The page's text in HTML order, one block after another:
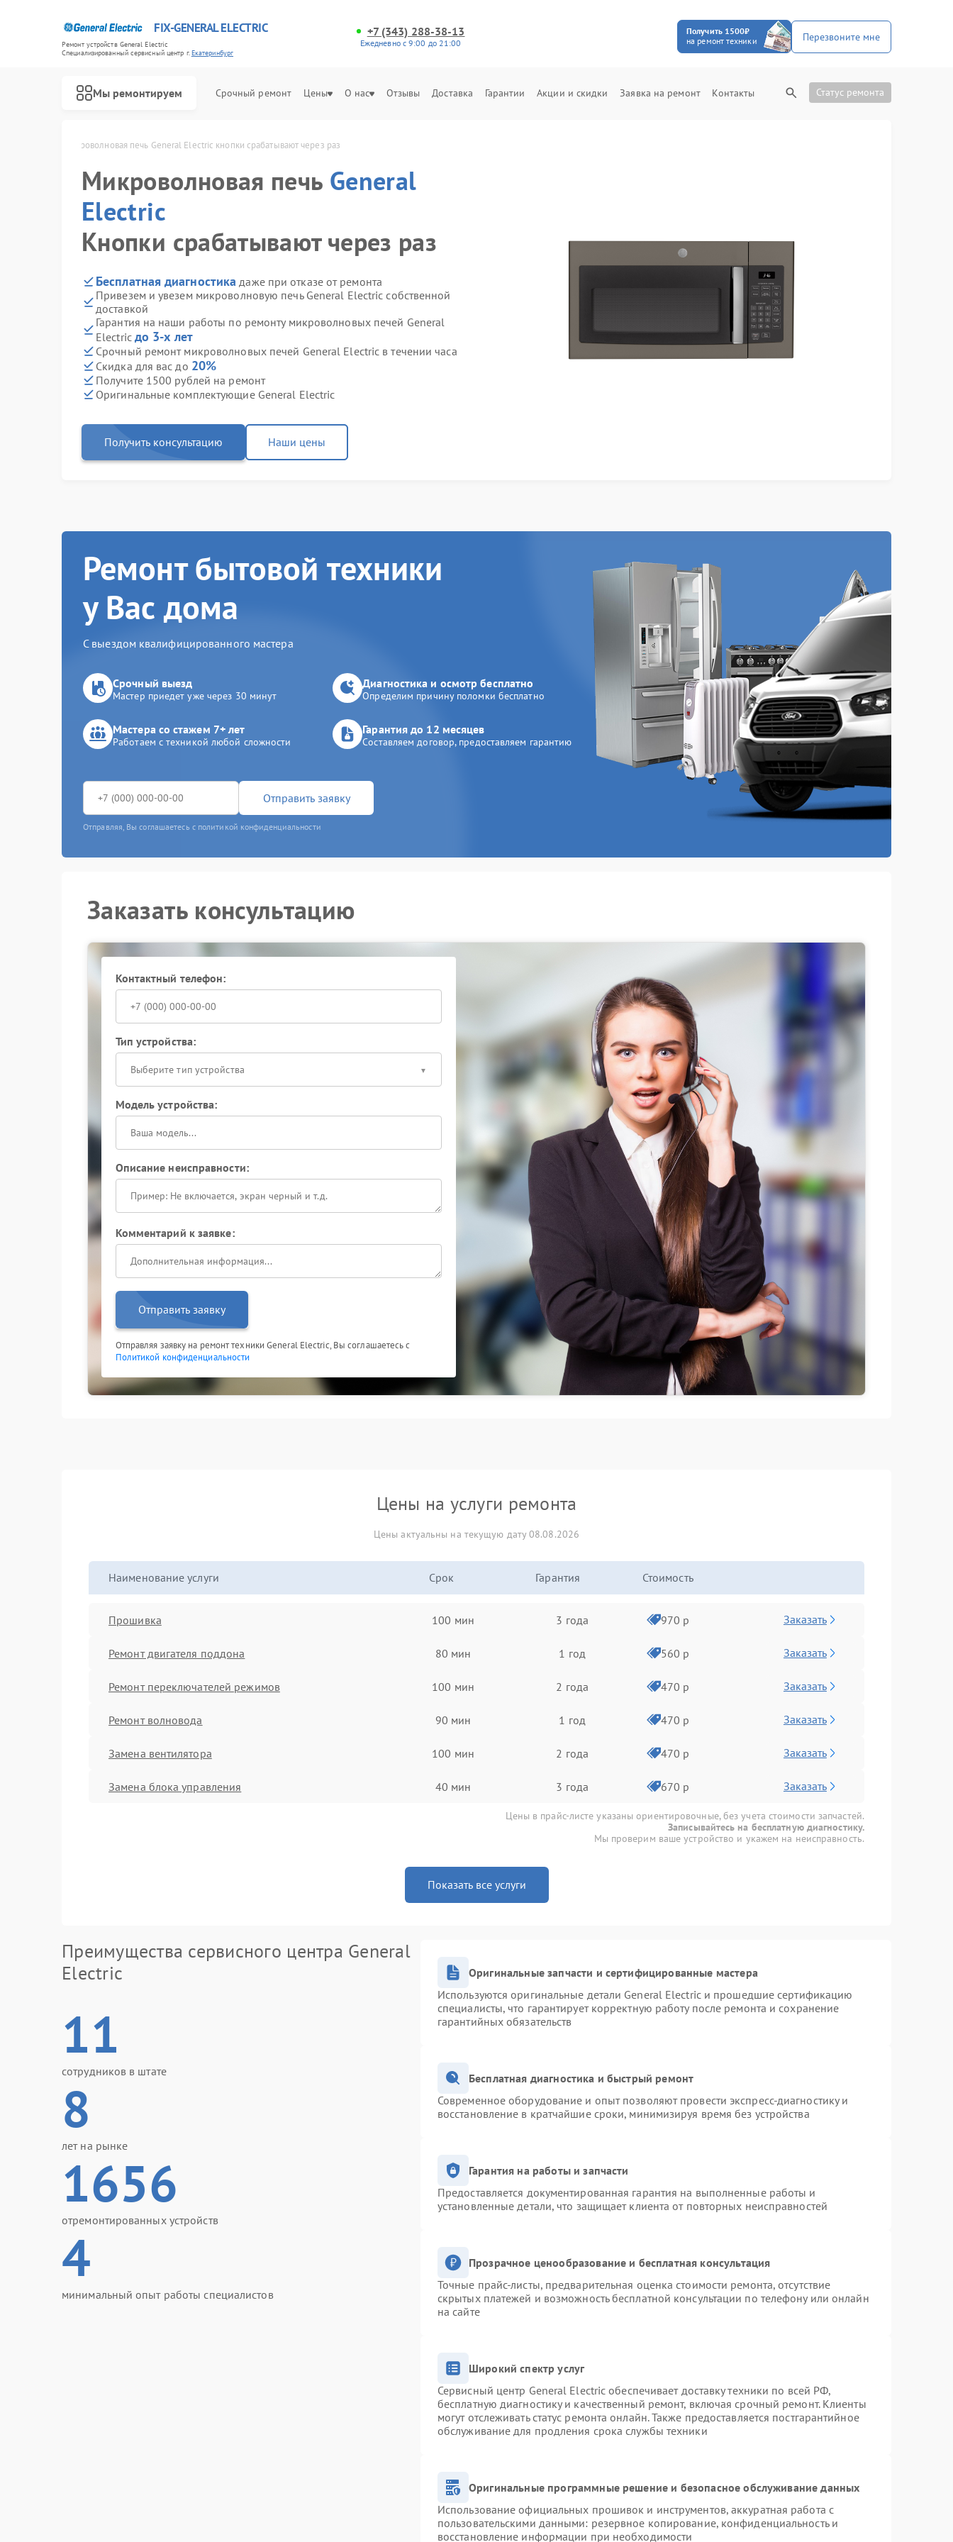
FIX-GENERAL ELECTRIC
Ремонт устройств General Electric
Специализированный cервисный центр г.Екатеринбург
+7 (343) 288-38-13
Ежедневно с 9:00 до 21:00
Получить 1500₽
на ремонт техники
Перезвоните мне
Мы ремонтируем Срочный ремонт Цены О нас Отзывы Доставка Гарантии Акции и скидки Заявка на ремонт Контакты Статус ремонта
Микроволновая печь General Electric кнопки срабатывают через раз
Микроволновая печь General
Electric
Кнопки срабатывают через раз
Бесплатная диагностика даже при отказе от ремонта
Привезем и увезем микроволновую печь General Electric собственной
доставкой
Гарантия на наши работы по ремонту микроволновых печей General
Electric до 3-х лет
Срочный ремонт микроволновых печей General Electric в течении часа
Скидка для вас до 20%
Получите 1500 рублей на ремонт
Оригинальные комплектующие General Electric
Получить консультацию Наши цены
Ремонт бытовой техники
у Вас дома
С выездом квалифицированного мастера
Срочный выезд
Мастер приедет уже через 30 минут
Диагностика и осмотр бесплатно
Определим причину поломки бесплатно
Мастера со стажем 7+ лет
Работаем с техникой любой сложности
Гарантия до 12 месяцев
Составляем договор, предоставляем гарантию
Отправить заявку
Отправляя, Вы соглашаетесь с политикой конфиденциальности
Заказать консультацию
Контактный телефон:
Тип устройства:
Выберите тип устройства
Модель устройства:
Описание неисправности:
Комментарий к заявке:
Отправить заявку
Отправляя заявку на ремонт техники General Electric, Вы соглашаетесь с
Политикой конфиденциальности
Цены на услуги ремонта
Цены актуальны на текущую дату 08.08.2026
Наименование услуги Срок Гарантия Стоимость
Прошивка 100 мин 3 года 970 р Заказать
Ремонт двигателя поддона 80 мин 1 год 560 р Заказать
Ремонт переключателей режимов 100 мин 2 года 470 р Заказать
Ремонт волновода 90 мин 1 год 470 р Заказать
Замена вентилятора 100 мин 2 года 470 р Заказать
Замена блока управления 40 мин 3 года 670 р Заказать
Цены в прайс-листе указаны ориентировочные, без учета стоимости запчастей.
Записывайтесь на бесплатную диагностику.
Мы проверим ваше устройство и укажем на неисправность.
Показать все услуги
Преимущества сервисного центра General
Electric
11
сотрудников в штате
8
лет на рынке
1656
отремонтированных устройств
4
минимальный опыт работы специалистов
Оригинальные запчасти и сертифицированные мастера
Используются оригинальные детали General Electric и прошедшие сертификацию
специалисты, что гарантирует корректную работу после ремонта и сохранение
гарантийных обязательств
Бесплатная диагностика и быстрый ремонт
Современное оборудование и опыт позволяют провести экспресс-диагностику и
восстановление в кратчайшие сроки, минимизируя время без устройства
Гарантия на работы и запчасти
Предоставляется документированная гарантия на выполненные работы и
установленные детали, что защищает клиента от повторных неисправностей
Прозрачное ценообразование и бесплатная консультация
Точные прайс-листы, предварительная оценка стоимости ремонта, отсутствие
скрытых платежей и возможность бесплатной консультации по телефону или онлайн
на сайте
Широкий спектр услуг
Сервисный центр General Electric обеспечивает доставку техники по всей РФ,
бесплатную диагностику и качественный ремонт, включая срочный ремонт. Клиенты
могут отслеживать статус ремонта онлайн. Также предоставляется постгарантийное
обслуживание для продления срока службы техники
Оригинальные программные решение и безопасное обслуживание данных
Использование официальных прошивок и инструментов, аккуратная работа с
пользовательскими данными: резервное копирование, конфиденциальность и
восстановление информации при необходимости